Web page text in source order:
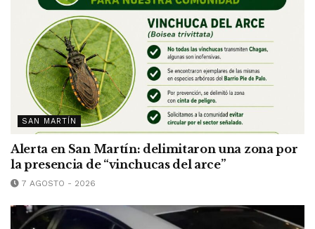
SAN MARTÍN
Alerta en San Martín: delimitaron una zona por
la presencia de “vinchucas del arce”
7 AGOSTO - 2026